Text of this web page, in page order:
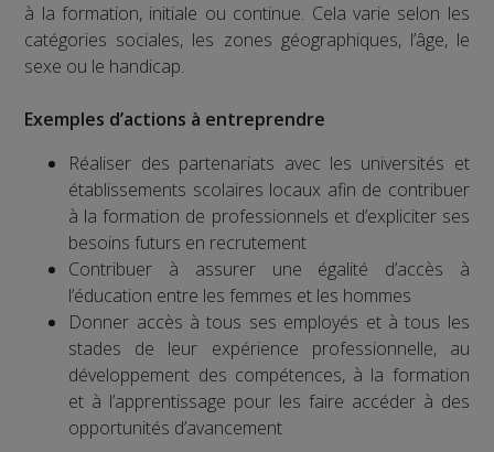
à la formation, initiale ou continue. Cela varie selon les
catégories sociales, les zones géographiques, l’âge, le
sexe ou le handicap.
Exemples d’actions à entreprendre
Réaliser des partenariats avec les universités et
établissements scolaires locaux afin de contribuer
à la formation de professionnels et d’expliciter ses
besoins futurs en recrutement
Contribuer à assurer une égalité d’accès à
l’éducation entre les femmes et les hommes
Donner accès à tous ses employés et à tous les
stades de leur expérience professionnelle, au
développement des compétences, à la formation
et à l’apprentissage pour les faire accéder à des
opportunités d’avancement